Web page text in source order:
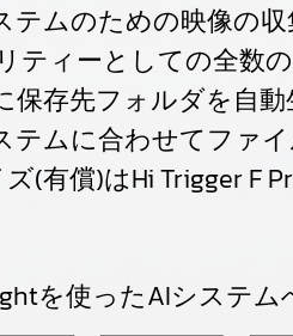
テムのための映像の
ティーとしての全数
保存先フォルダを自
テムに合わせてファ
(有償)はHi Trigger F
を使ったAIシステ